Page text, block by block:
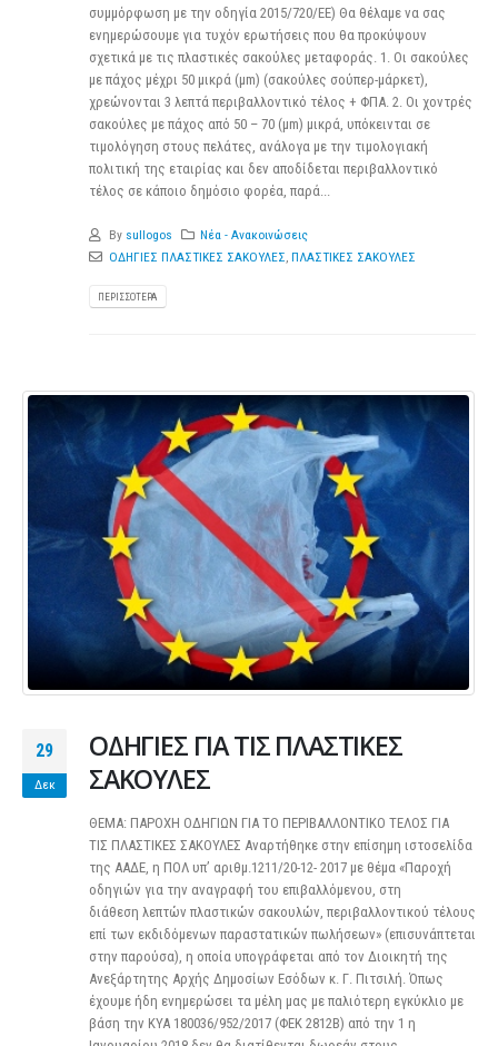
συμμόρφωση με την οδηγία 2015/720/ΕΕ) Θα θέλαμε να σας
ενημερώσουμε για τυχόν ερωτήσεις που θα προκύψουν
σχετικά με τις πλαστικές σακούλες μεταφοράς. 1. Οι σακούλες
με πάχος μέχρι 50 μικρά (μm) (σακούλες σούπερ-μάρκετ),
χρεώνονται 3 λεπτά περιβαλλοντικό τέλος + ΦΠΑ. 2. Οι χοντρές
σακούλες με πάχος από 50 – 70 (μm) μικρά, υπόκεινται σε
τιμολόγηση στους πελάτες, ανάλογα με την τιμολογιακή
πολιτική της εταιρίας και δεν αποδίδεται περιβαλλοντικό
τέλος σε κάποιο δημόσιο φορέα, παρά...
By sullogos
Νέα - Ανακοινώσεις
ΟΔΗΓΙΕΣ ΠΛΑΣΤΙΚΕΣ ΣΑΚΟΥΛΕΣ ΠΛΑΣΤΙΚΕΣ ΣΑΚΟΥΛΕΣ
ΠΕΡΙΣΣΌΤΕΡΑ
29
Δεκ
ΟΔΗΓΙΕΣ ΓΙΑ ΤΙΣ ΠΛΑΣΤΙΚΕΣ
ΣΑΚΟΥΛΕΣ
ΘΕΜΑ: ΠΑΡΟΧΗ ΟΔΗΓΙΩΝ ΓΙΑ ΤΟ ΠΕΡΙΒΑΛΛΟΝΤΙΚΟ ΤΕΛΟΣ ΓΙΑ
ΤΙΣ ΠΛΑΣΤΙΚΕΣ ΣΑΚΟΥΛΕΣ Αναρτήθηκε στην επίσημη ιστοσελίδα
της ΑΑΔΕ, η ΠΟΛ υπ’ αριθμ.1211/20-12- 2017 με θέμα «Παροχή
οδηγιών για την αναγραφή του επιβαλλόμενου, στη
διάθεση λεπτών πλαστικών σακουλών, περιβαλλοντικού τέλους
επί των εκδιδόμενων παραστατικών πωλήσεων» (επισυνάπτεται
στην παρούσα), η οποία υπογράφεται από τον Διοικητή της
Ανεξάρτητης Αρχής Δημοσίων Εσόδων κ. Γ. Πιτσιλή. Όπως
έχουμε ήδη ενημερώσει τα μέλη μας με παλιότερη εγκύκλιο με
βάση την ΚΥΑ 180036/952/2017 (ΦΕΚ 2812Β) από την 1 η